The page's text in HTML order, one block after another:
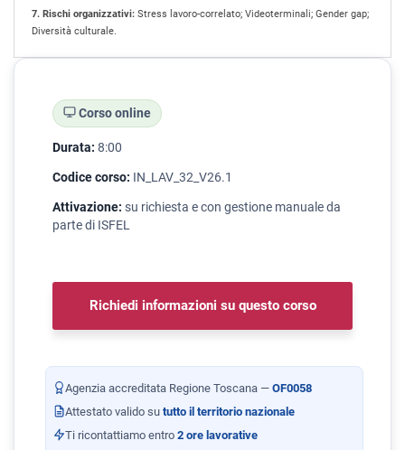
7. Rischi organizzativi: Stress lavoro-correlato; Videoterminali; Gender gap;
Diversità culturale.
Corso online
Durata: 8:00
Codice corso: IN_LAV_32_V26.1
Attivazione: su richiesta e con gestione manuale da
parte di ISFEL
Richiedi informazioni su questo corso
Agenzia accreditata Regione Toscana — OF0058
Attestato valido su tutto il territorio nazionale
Ti ricontattiamo entro 2 ore lavorative